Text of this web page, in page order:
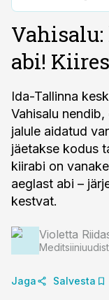
abi!
Ida-Tallinna
Vahisalu
jalule aidatud
jäetakse kodus
kiirabi on
aeglast abi –
kestvat.
Violetta
Jaga Salvesta